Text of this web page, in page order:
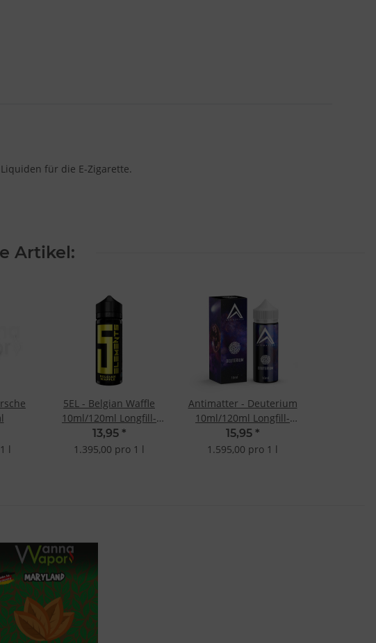
für die E-Zigarette.
Artikel:
l
5EL - Belgian Waffle
10ml/120ml Longfill-
Aroma
13,95 *
1.395,00 pro 1 l
Antimatter - Deuterium
10ml/120ml Longfill-
Aroma
15,95 *
1.595,00 pro 1 l